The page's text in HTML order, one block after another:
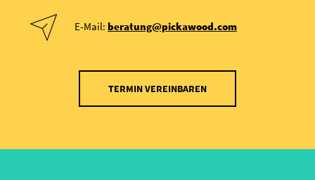
E-Mail: beratung@pickawood.com
TERMIN VEREINBAREN